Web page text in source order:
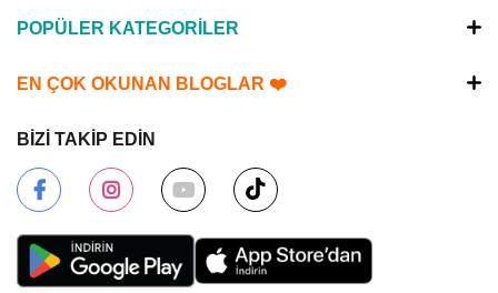
POPÜLER KATEGORİLER
EN ÇOK OKUNAN BLOGLAR ❤️
BİZİ TAKİP EDİN